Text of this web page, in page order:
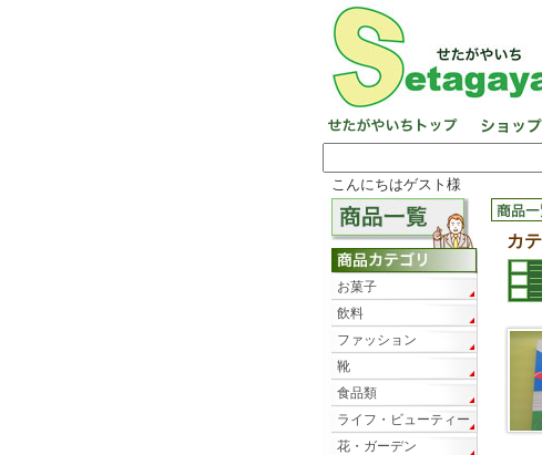
こんにちはゲスト様
カ
お菓子
飲料
ファッション
靴
食品類
ライフ・ビューティー
花・ガーデン